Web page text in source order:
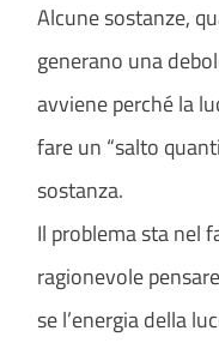
Alcune sostanze,
generano una
avviene perché la
fare un “salto
sostanza.
Il problema sta nel
ragionevole
se l’energia della